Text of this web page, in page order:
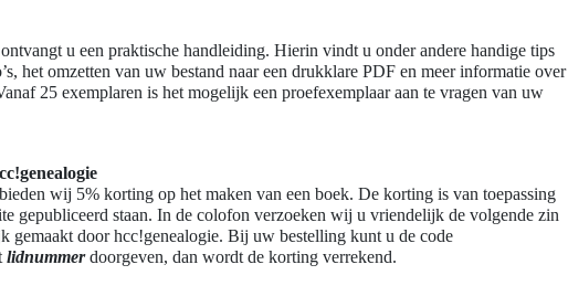
u een praktische handleiding. Hierin vindt u onder andere handige tips
het omzetten van uw bestand naar een drukklare PDF en meer informatie over
25 exemplaren is het mogelijk een proefexemplaar aan te vragen van uw
wij 5% korting op het maken van een boek. De korting is van toepassing
gepubliceerd staan. In de colofon verzoeken wij u vriendelijk de volgende zin
gemaakt door hcc!genealogie. Bij uw bestelling kunt u de code
lidnummerdoorgeven, dan wordt de korting verrekend.